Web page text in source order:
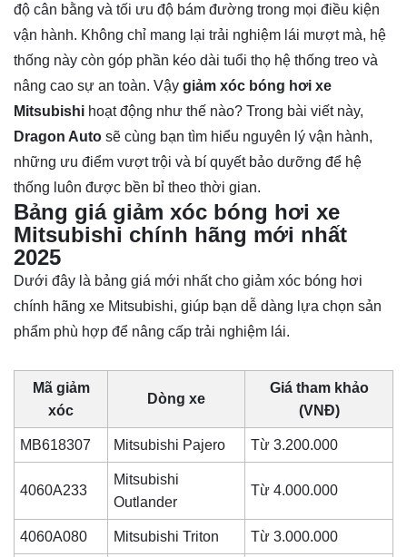
độ cân bằng và tối ưu độ bám đường trong mọi điều kiện
vận hành. Không chỉ mang lại trải nghiệm lái mượt mà, hệ
thống này còn góp phần kéo dài tuổi thọ hệ thống treo và
nâng cao sự an toàn. Vậy giảm xóc bóng hơi xe
Mitsubishi hoạt động như thế nào? Trong bài viết này,
Dragon Auto sẽ cùng bạn tìm hiểu nguyên lý vận hành,
những ưu điểm vượt trội và bí quyết bảo dưỡng để hệ
thống luôn được bền bỉ theo thời gian.
Bảng giá giảm xóc bóng hơi xe
Mitsubishi chính hãng mới nhất
2025
Dưới đây là bảng giá mới nhất cho giảm xóc bóng hơi
chính hãng xe Mitsubishi, giúp bạn dễ dàng lựa chọn sản
phẩm phù hợp để nâng cấp trải nghiệm lái.
Mã giảm
xóc
Dòng xe
Giá tham khảo
(VNĐ)
MB618307 Mitsubishi Pajero Từ 3.200.000
4060A233
Mitsubishi
Outlander
Từ 4.000.000
4060A080 Mitsubishi Triton Từ 3.000.000